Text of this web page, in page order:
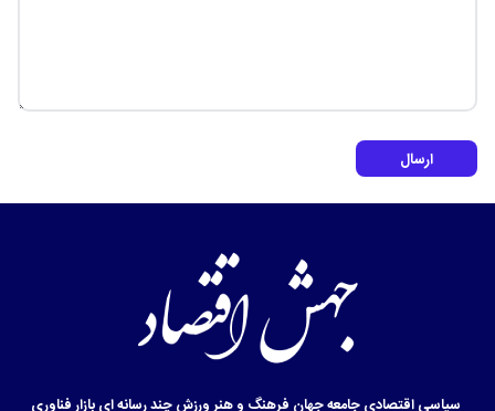
ارسال
سیاسیاقتصادیجامعهجهان فرهنگ و هنرورزشچند رسانه ایبازارفناوری